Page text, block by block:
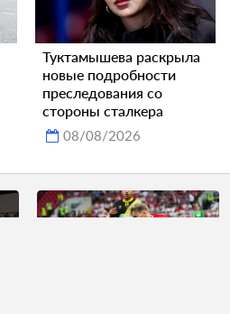
Туктамышева раскрыла
новые подробности
преследования со
стороны сталкера
08/08/2026